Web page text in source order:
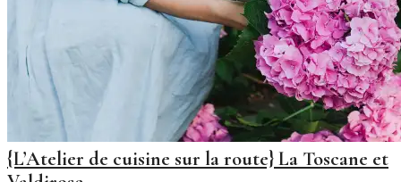
{L’Atelier de cuisine sur la route} La Toscane et